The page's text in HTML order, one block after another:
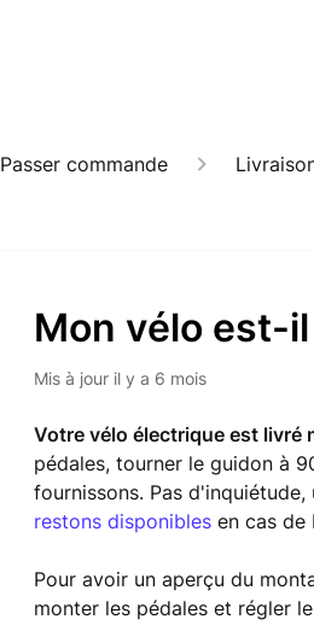
Passer commande
Mon vélo est-
Mis à jour il y a 6 mois
Votre vélo électrique est livré
pédales, tourner le guidon à
fournissons. Pas
restons disponibles en cas de
Pour avoir un aperçu du
monter les pédales et régler